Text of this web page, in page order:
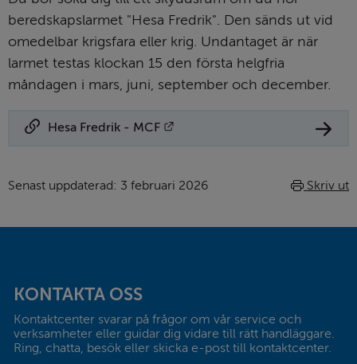
beredskapslarmet "Hesa Fredrik". Den sänds ut vid
omedelbar krigsfara eller krig. Undantaget är när
larmet testas klockan 15 den första helgfria
måndagen i mars, juni, september och december.
Hesa Fredrik - MCF Länk till annan webbplats.
Senast uppdaterad: 3 februari 2026 Skriv ut
KONTAKTA OSS
Kontaktcenter svarar på frågor om vår service och
verksamheter eller guidar dig vidare till rätt handläggare.
Ring, chatta, besök eller skicka e-post till kontaktcenter.